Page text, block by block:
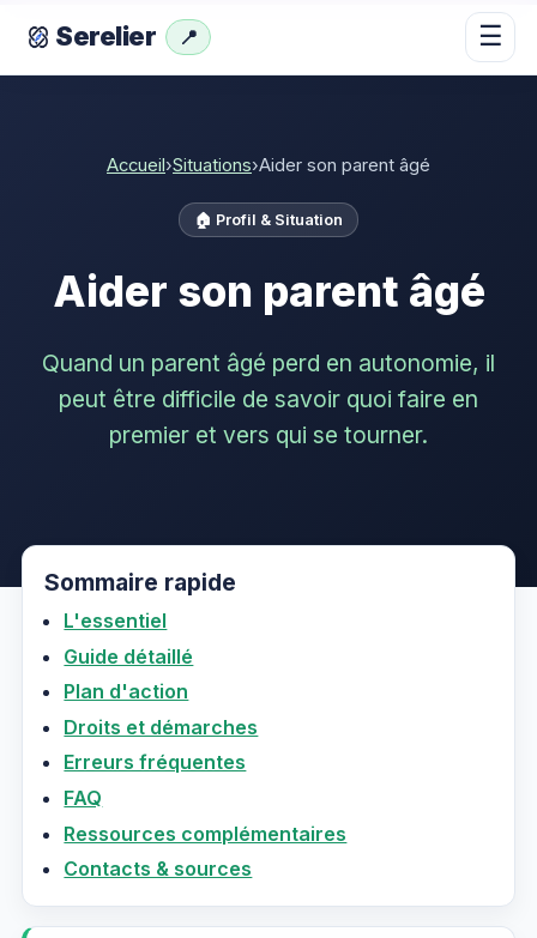
Serelier 📍 ☰
Accueil›Situations›Aider son parent âgé
🏠 Profil & Situation
Aider son parent âgé
Quand un parent âgé perd en autonomie, il
peut être difficile de savoir quoi faire en
premier et vers qui se tourner.
Sommaire rapide
L'essentiel
Guide détaillé
Plan d'action
Droits et démarches
Erreurs fréquentes
FAQ
Ressources complémentaires
Contacts & sources